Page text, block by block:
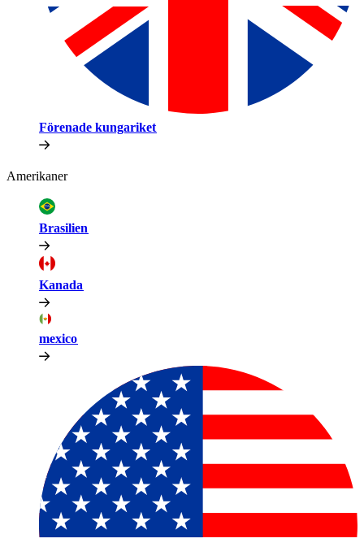
Förenade kungariket​​
Amerikaner​​
Brasilien​​
Kanada​​
mexico​​